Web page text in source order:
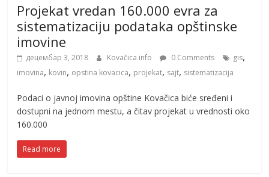
Projekat vredan 160.000 evra za
sistematizaciju podataka opštinske
imovine
децембар 3, 2018 Kovačica info 0 Comments gis,
imovina, kovin, opstina kovacica, projekat, sajt, sistematizacija
Podaci o javnoj imovina opštine Kovačica biće sređeni i
dostupni na jednom mestu, a čitav projekat u vrednosti oko
160.000
Read more